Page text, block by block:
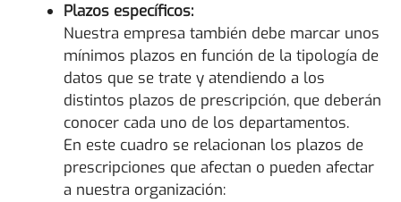
Plazos específicos:
Nuestra empresa también debe marcar unos
mínimos plazos en función de la tipología de
datos que se trate y atendiendo a los
distintos plazos de prescripción, que deberán
conocer cada uno de los departamentos.
En este cuadro se relacionan los plazos de
prescripciones que afectan o pueden afectar
a nuestra organización: